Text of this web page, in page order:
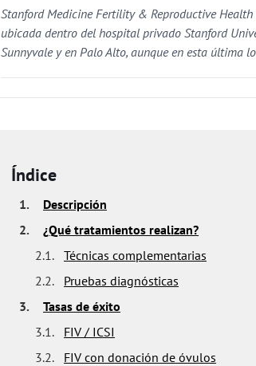
Stanford Medicine Fertility & Reproductive
ubicada dentro del hospital privado Stanford
Sunnyvale y en Palo Alto, aunque en esta última
Índice
1.
Descripción
2.
¿Qué tratamientos realizan?
2.1. Técnicas complementarias
2.2.
Pruebas diagnósticas
3.
Tasas de éxito
3.1.
FIV / ICSI
3.2.
FIV con donación de óvulos